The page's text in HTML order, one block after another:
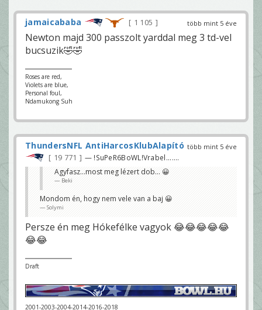
több mint 5 éve
jamaicababa 1 105
Newton majd 300 passzolt yarddal meg 3 td-vel
bucsuzik🤣🤣
Roses are red,
Violets are blue,
Personal foul,
Ndamukong Suh
több mint 5 éve
ThundersNFL AntiHarcosKlubAlapító
19 771 — !SuPeR6BoWL!Vrabel.......
Agyfasz...most meg lézert dob... 😀
Beki
Mondom én, hogy nem vele van a baj 😀
Solymi
Persze én meg Hókefélke vagyok 😂😂😂😂😂
😂😂
Draft
2001-2003-2004-2014-2016-2018